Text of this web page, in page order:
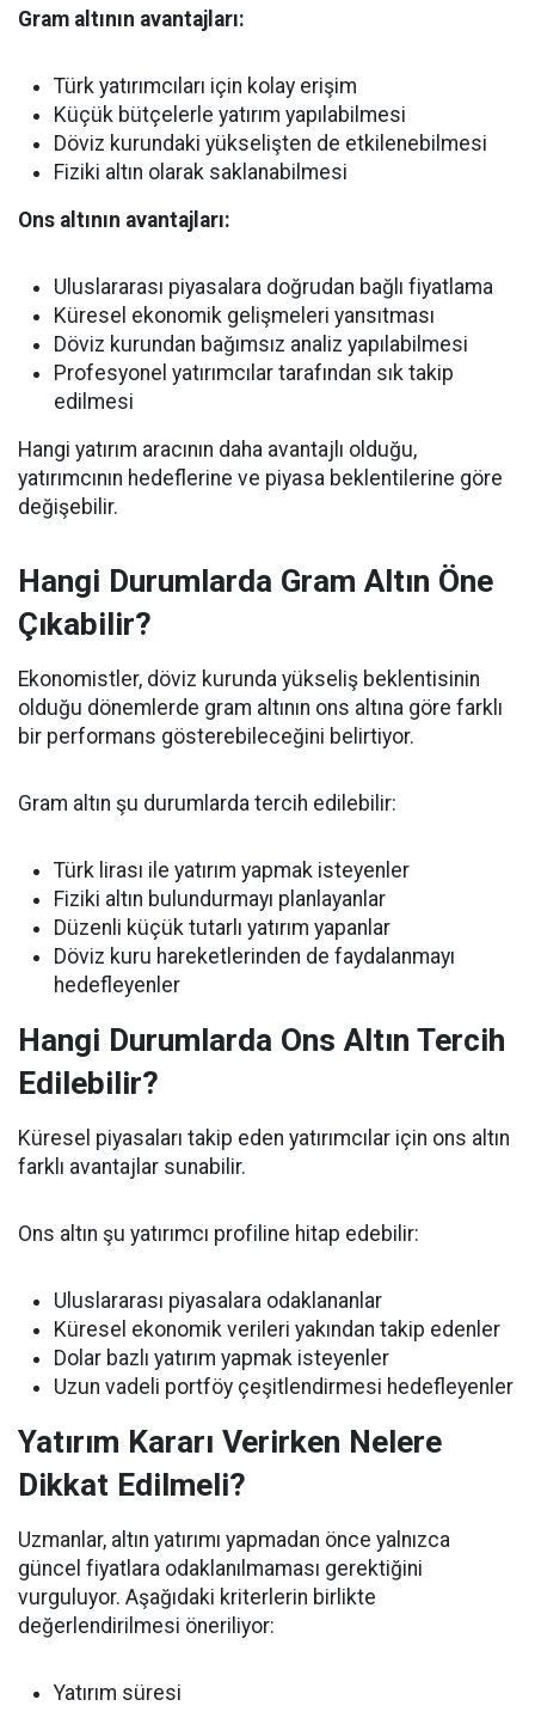
Gram altının avantajları:
Türk yatırımcıları için kolay erişim
Küçük bütçelerle yatırım yapılabilmesi
Döviz kurundaki yükselişten de etkilenebilmesi
Fiziki altın olarak saklanabilmesi
Ons altının avantajları:
Uluslararası piyasalara doğrudan bağlı fiyatlama
Küresel ekonomik gelişmeleri yansıtması
Döviz kurundan bağımsız analiz yapılabilmesi
Profesyonel yatırımcılar tarafından sık takip
edilmesi
Hangi yatırım aracının daha avantajlı olduğu,
yatırımcının hedeflerine ve piyasa beklentilerine göre
değişebilir.
Hangi Durumlarda Gram Altın Öne
Çıkabilir?
Ekonomistler, döviz kurunda yükseliş beklentisinin
olduğu dönemlerde gram altının ons altına göre farklı
bir performans gösterebileceğini belirtiyor.
Gram altın şu durumlarda tercih edilebilir:
Türk lirası ile yatırım yapmak isteyenler
Fiziki altın bulundurmayı planlayanlar
Düzenli küçük tutarlı yatırım yapanlar
Döviz kuru hareketlerinden de faydalanmayı
hedefleyenler
Hangi Durumlarda Ons Altın Tercih
Edilebilir?
Küresel piyasaları takip eden yatırımcılar için ons altın
farklı avantajlar sunabilir.
Ons altın şu yatırımcı profiline hitap edebilir:
Uluslararası piyasalara odaklananlar
Küresel ekonomik verileri yakından takip edenler
Dolar bazlı yatırım yapmak isteyenler
Uzun vadeli portföy çeşitlendirmesi hedefleyenler
Yatırım Kararı Verirken Nelere
Dikkat Edilmeli?
Uzmanlar, altın yatırımı yapmadan önce yalnızca
güncel fiyatlara odaklanılmaması gerektiğini
vurguluyor. Aşağıdaki kriterlerin birlikte
değerlendirilmesi öneriliyor:
Yatırım süresi